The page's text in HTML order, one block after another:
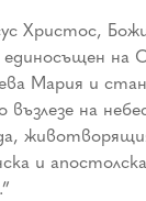
Христос,
на
Мария и
на
и